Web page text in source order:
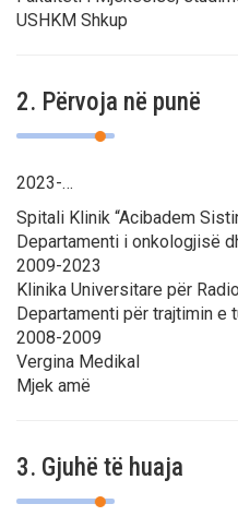
USHKM Shkup
2. Përvoja në punë
2023-…
Spitali Klinik “Acibadem
Departamenti i onkologjisë
2009-2023
Klinika Universitare për
Departamenti për trajtimin e
2008-2009
Vergina Medikal
Mjek amë
3. Gjuhë të huaja